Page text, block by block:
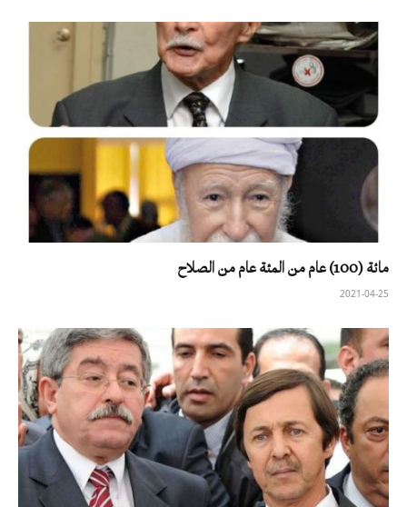
مائة (100) عام من المئة عام من الصلاح
2021-04-25